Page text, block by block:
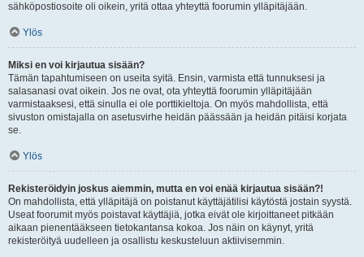
sähköpostiosoite oli oikein, yritä ottaa yhteyttä foorumin ylläpitäjään.
Ylös
Miksi en voi kirjautua sisään?
Tämän tapahtumiseen on useita syitä. Ensin, varmista että tunnuksesi ja
salasanasi ovat oikein. Jos ne ovat, ota yhteyttä foorumin ylläpitäjään
varmistaaksesi, että sinulla ei ole porttikieltoja. On myös mahdollista, että
sivuston omistajalla on asetusvirhe heidän päässään ja heidän pitäisi korjata
se.
Ylös
Rekisteröidyin joskus aiemmin, mutta en voi enää kirjautua sisään?!
On mahdollista, että ylläpitäjä on poistanut käyttäjätilisi käytöstä jostain syystä.
Useat foorumit myös poistavat käyttäjiä, jotka eivät ole kirjoittaneet pitkään
aikaan pienentääkseen tietokantansa kokoa. Jos näin on käynyt, yritä
rekisteröityä uudelleen ja osallistu keskusteluun aktiivisemmin.